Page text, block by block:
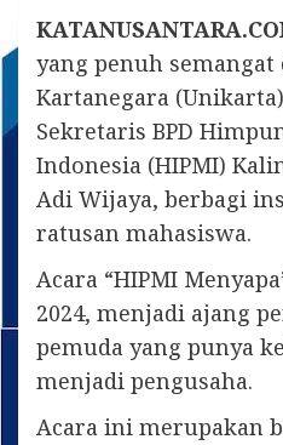
yang penuh
Kartanegara
Sekretaris BPD
Indonesia (HIPMI)
Adi Wijaya, berbagi
ratusan mahasiswa.
Acara “HIPMI
2024, menjadi ajang
pemuda yang punya
menjadi pengusaha.
Acara ini merupakan